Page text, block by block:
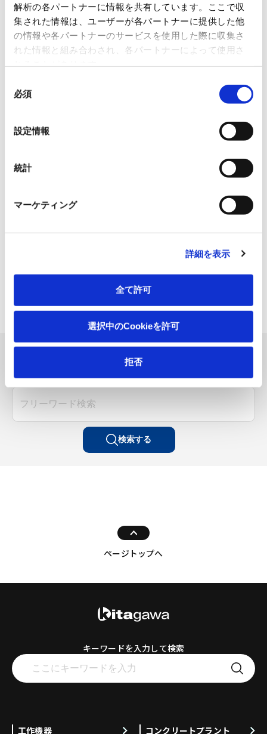
解析の各パートナーに情報を共有しています。ここで収
集された情報は、ユーザーが各パートナーに提供した他
の情報や各パートナーのサービスを使用した際に収集さ
れた情報と組み合わされ、各パートナーによって使用さ
必須
設定情報
統計
マーケティング
詳細を表示
全て許可
選択中のCookieを許可
拒否
製品を検索する
検索する
ページトップへ
キーワードを入力して検索
工作機器 コンクリートプラント